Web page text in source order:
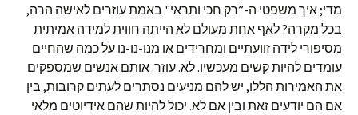
מדי; איך משפטי ה-”רק חכי ותראי" באמת עוזרים לאישה הרה,
בכל מקרה? לאף אחת מעולם לא הייתה חווית למידה אמיתית
מסיפורי לידה זוועתיים ומחרידים או מנו-נו-נו על כמה שהחיים
עומדים להיות קשים מעכשיו. לא. עוזר. אותם אנשים שמספקים
את האמירות הללו, יש להם מניעים נסתרים לעתים קרובות, בין
אם הם יודעים זאת ובין אם לא. יכול להיות שהם אידיוטים מלאי